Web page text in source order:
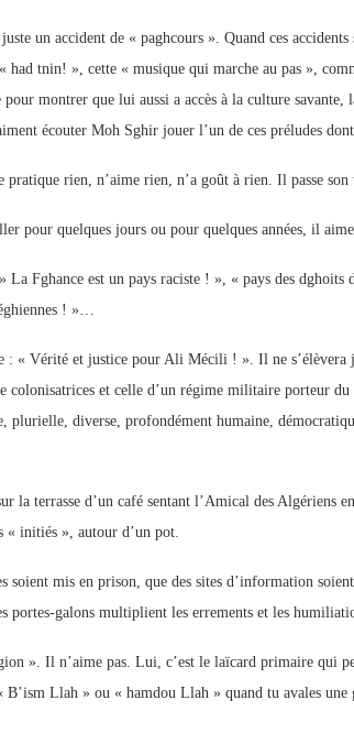
un accident de « paghcours ». Quand ces
tnin! », cette « musique qui marche au pas »,
montrer que lui aussi a accès à la culture
écouter Moh Sghir jouer l’un de ces préludes
pratique rien, n’aime rien, n’a goût à rien. Il passe
pour quelques jours ou pour quelques années, il
Fghance est un pays raciste ! », « pays des
! »…
: « Vérité et justice pour Ali Mécili ! ». Il ne s’élèvera
colonisatrices et celle d’un régime militaire porteur
plurielle, diverse, profondément humaine,
la terrasse d’un café sentant l’Amical des Algériens
« initiés », autour d’un pot.
soient mis en prison, que des sites d’information
portes-galons multiplient les errements et les
». Il n’aime pas. Lui, c’est le laïcard primaire qui
B’ism Llah » ou « hamdou Llah » quand tu avales une